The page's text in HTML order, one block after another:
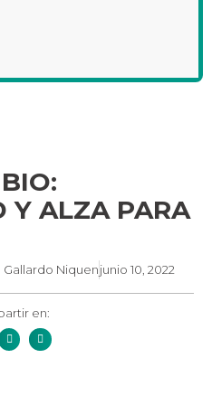
Y ALZA PARA
Niquenjunio 10, 2022
en: